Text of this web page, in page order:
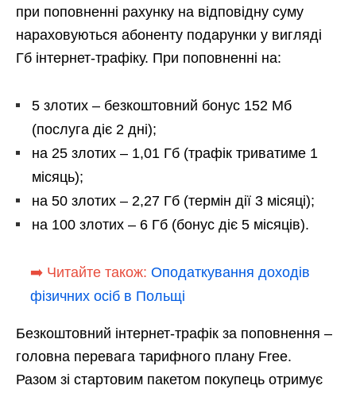
при поповненні рахунку на відповідну суму
нараховуються абоненту подарунки у вигляді
Гб інтернет-трафіку. При поповненні на:
5 злотих – безкоштовний бонус 152 Мб
(послуга діє 2 дні);
на 25 злотих – 1,01 Гб (трафік триватиме 1
місяць);
на 50 злотих – 2,27 Гб (термін дії 3 місяці);
на 100 злотих – 6 Гб (бонус діє 5 місяців).
➡️ Читайте також: Оподаткування доходів
фізичних осіб в Польщі
Безкоштовний інтернет-трафік за поповнення –
головна перевага тарифного плану Free.
Разом зі стартовим пакетом покупець отримує